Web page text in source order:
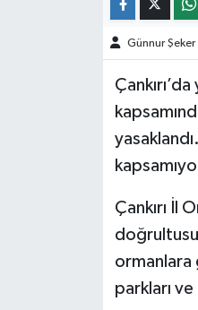
Günnur Şeker
Çankırı İl
ormanlara
parkları ve
TÜRKİYE